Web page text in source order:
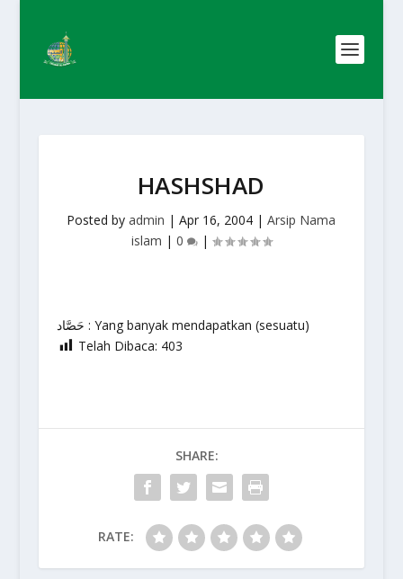
HASHSHAD
Posted byadmin |Apr 16, 2004 |Arsip Nama
islam | 0 |
حَصَّاد : Yang banyak mendapatkan (sesuatu)
Telah Dibaca: 403
SHARE:
RATE: